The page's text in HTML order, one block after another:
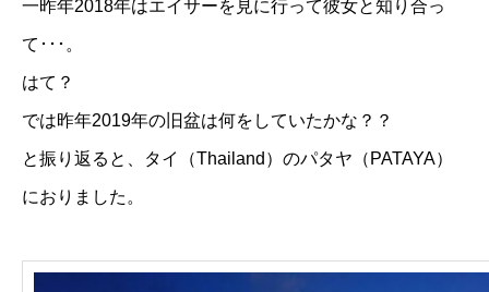
一昨年2018年はエイサーを見に行って彼女と知り合っ
て･･･。
はて？
では昨年2019年の旧盆は何をしていたかな？？
と振り返ると、 タイ（Thailand）のパタヤ（PATAYA）
におりました。